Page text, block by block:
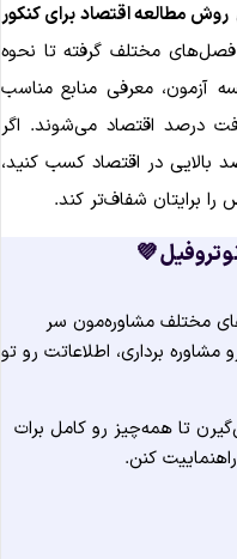
روش مطالعه اقتصاد برای کنکور
مختلف گرفته تا نحوه
معرفی منابع مناسب
درصد اقتصاد می‌شوند. اگر
است که در کنکور ۱۴۰۶ درصد بالایی در اقتصاد کسب کنید،
برایتان شفاف‌تر کند.
💜
مختلف مشاوره‌مون سر
برداری، اطلاعاتت رو تو
تا همه‌چیز رو کامل برات
کنن.